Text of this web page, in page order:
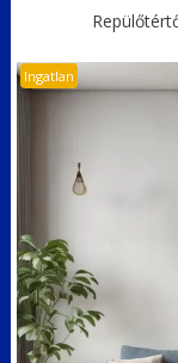
Ingatlan